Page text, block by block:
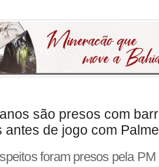
são presos com
antes de jogo com
foram presos pela